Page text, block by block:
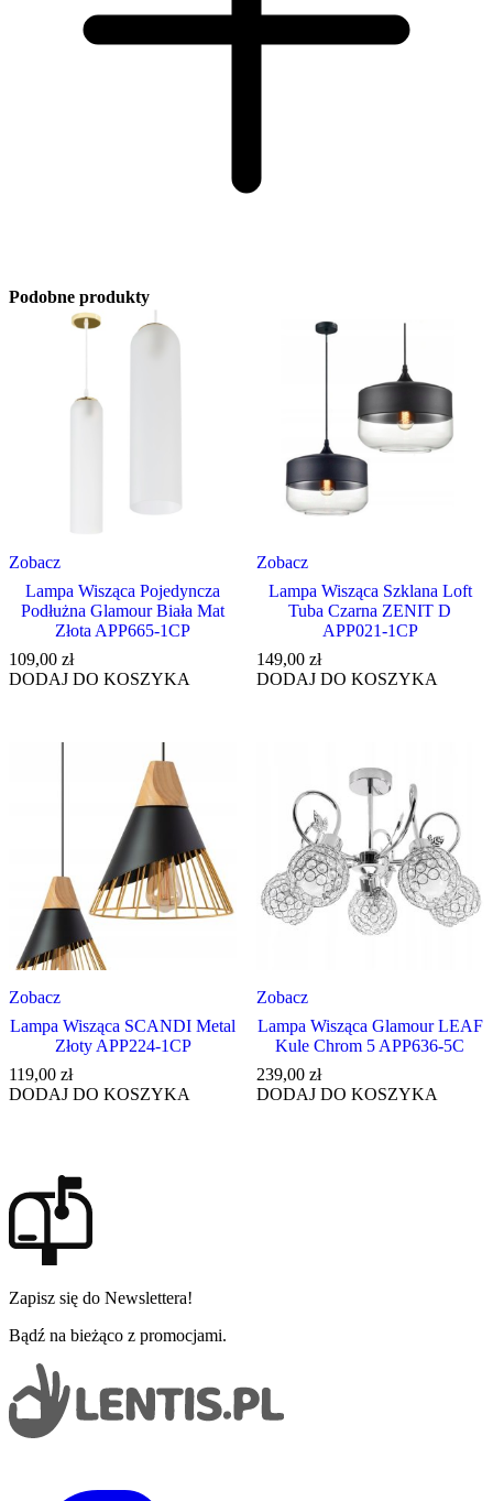
Podobne produkty
Zobacz
Lampa Wisząca Pojedyncza
Podłużna Glamour Biała Mat
Złota APP665-1CP
109,00 zł
DODAJ DO KOSZYKA
Zobacz
Lampa Wisząca Szklana Loft
Tuba Czarna ZENIT D
APP021-1CP
149,00 zł
DODAJ DO KOSZYKA
Zobacz
Lampa Wisząca SCANDI Metal
Złoty APP224-1CP
119,00 zł
DODAJ DO KOSZYKA
Zobacz
Lampa Wisząca Glamour LEAF
Kule Chrom 5 APP636-5C
239,00 zł
DODAJ DO KOSZYKA
Zapisz się do Newslettera!
Bądź na bieżąco z promocjami.